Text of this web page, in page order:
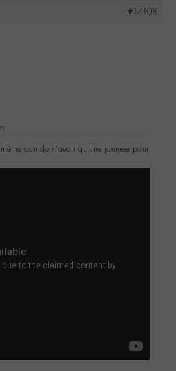
#17108
con de n’avoir qu’une journée pour